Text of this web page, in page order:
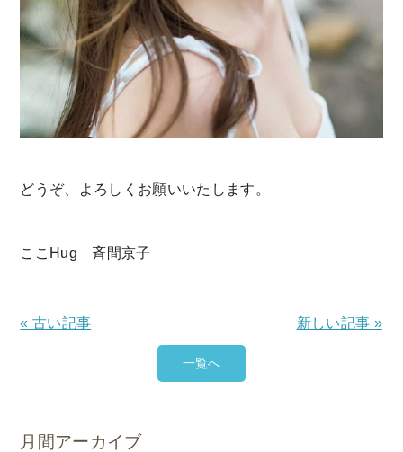
どうぞ、よろしくお願いいたします。
ここHug 斉間京子
« 古い記事 新しい記事 »
一覧へ
月間アーカイブ